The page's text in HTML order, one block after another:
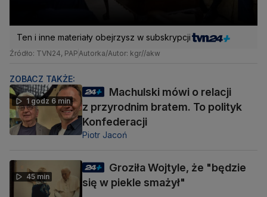
Ten i inne materiały obejrzysz w subskrypcji
Źródło: TVN24, PAPAutorka/Autor: kgr//akw
ZOBACZ TAKŻE:
1 godz 6 min
Machulski mówi o relacji
z przyrodnim bratem. To polityk
Konfederacji
Piotr Jacoń
45 min
Groziła Wojtyle, że "będzie
się w piekle smażył"